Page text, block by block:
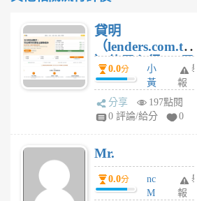
貸明
（lenders.com.tw
）使用心得 — 民
間貸款比較平台
體驗
0.0分
小
黃
蜂
1
舉
報
分享
197點閱
0 評論/給分
0
Mr.
0.0分
nc
M
舉
報